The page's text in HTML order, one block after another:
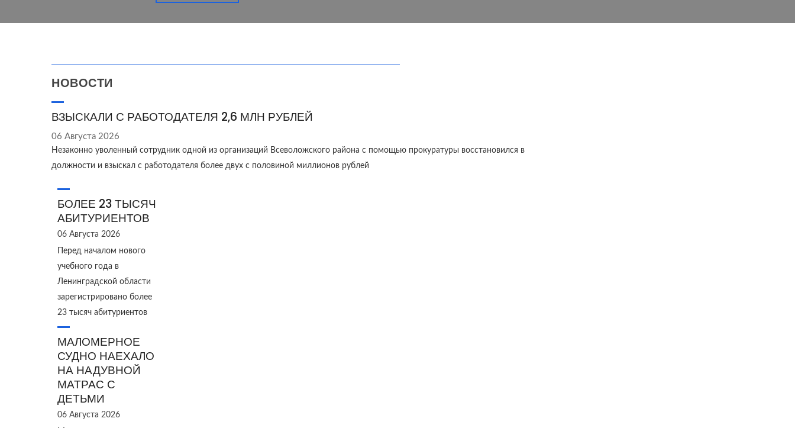
НОВОСТИ
ВЗЫСКАЛИ С РАБОТОДАТЕЛЯ 2,6 МЛН РУБЛЕЙ
06 Августа 2026
Незаконно уволенный сотрудник одной из организаций Всеволожского района с помощью прокуратуры восстановился в
должности и взыскал с работодателя более двух с половиной миллионов рублей
БОЛЕЕ 23 ТЫСЯЧ
АБИТУРИЕНТОВ
06 Августа 2026
Перед началом нового
учебного года в
Ленинградской области
зарегистрировано более
23 тысяч абитуриентов
МАЛОМЕРНОЕ
СУДНО НАЕХАЛО
НА НАДУВНОЙ
МАТРАС С
ДЕТЬМИ
06 Августа 2026